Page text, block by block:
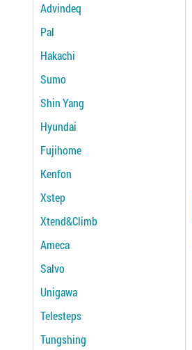
Advindeq
Pal
Hakachi
Sumo
Shin Yang
Hyundai
Fujihome
Kenfon
Xstep
Xtend&Climb
Ameca
Salvo
Unigawa
Telesteps
Tungshing